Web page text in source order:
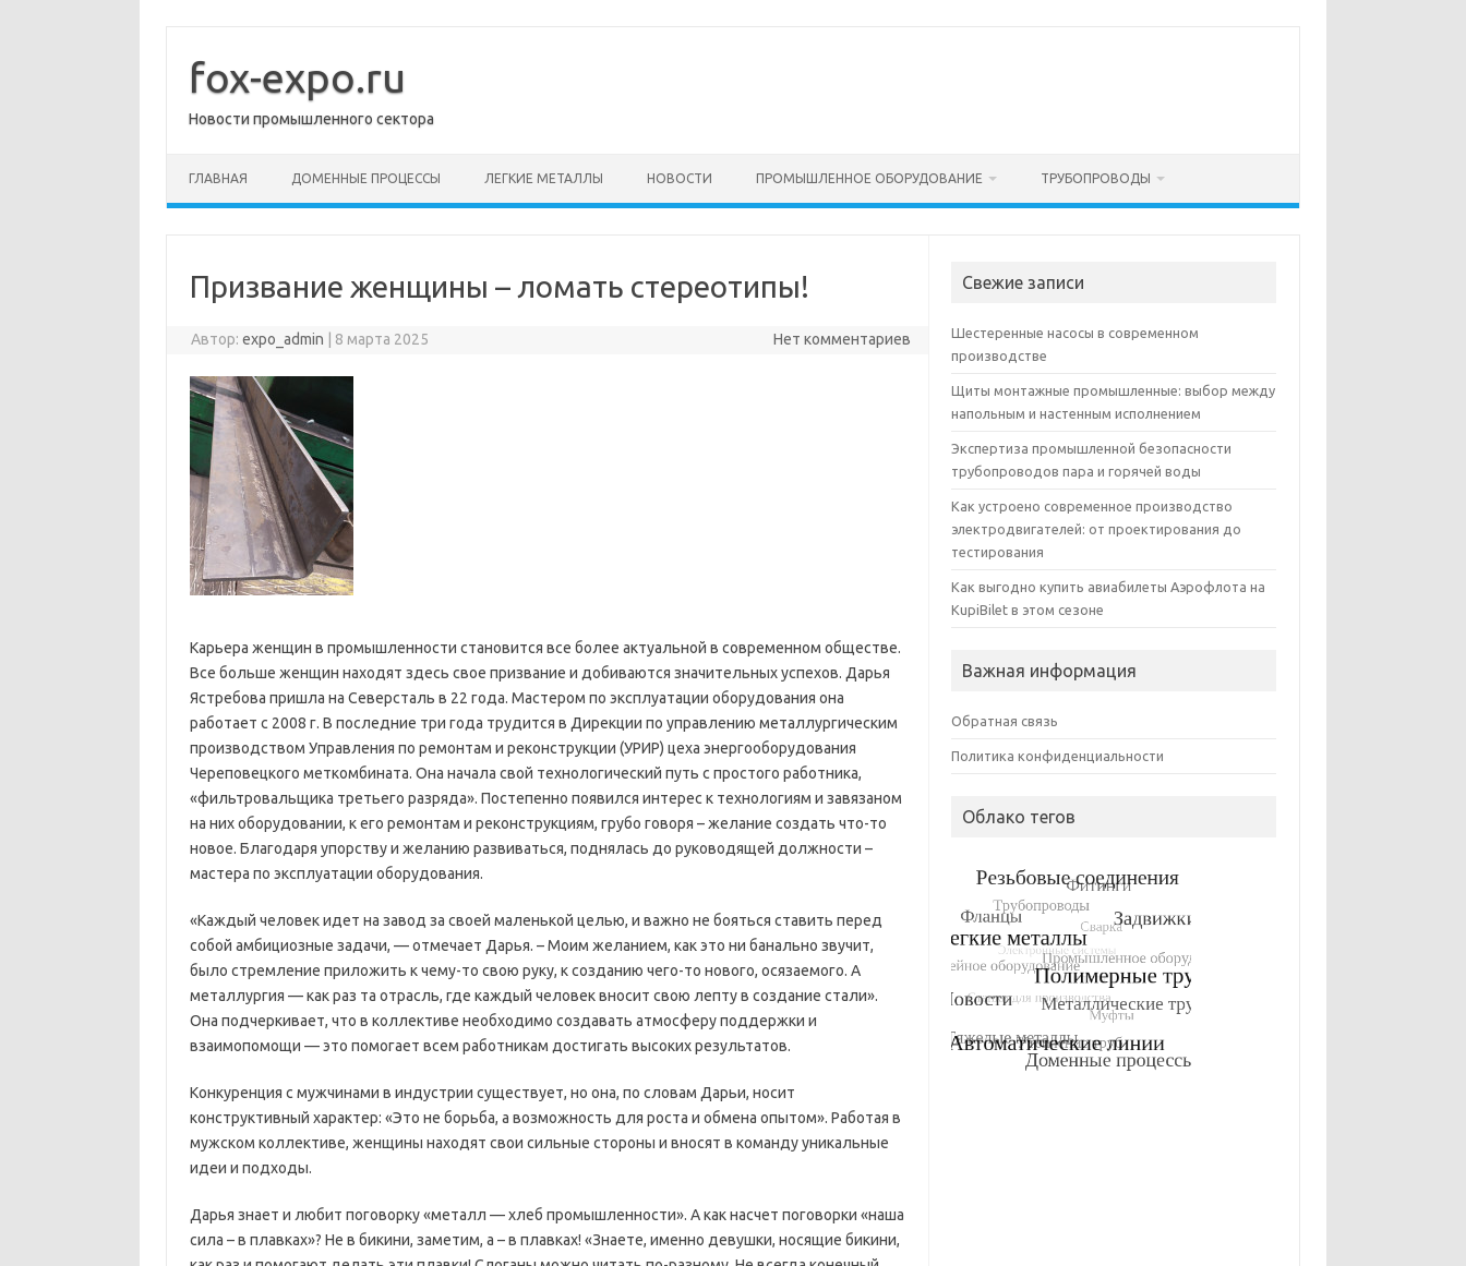
содержимому
fox-expo.ru
Новости промышленного сектора
ГЛАВНАЯ ДОМЕННЫЕ ПРОЦЕССЫ ЛЕГКИЕ МЕТАЛЛЫ НОВОСТИ ПРОМЫШЛЕННОЕ ОБОРУДОВАНИЕ ТРУБОПРОВОДЫ
Призвание женщины – ломать стереотипы!
Автор:expo_admin 8 марта 2025 Нет комментариев
Карьера женщин в промышленности становится все более актуальной в современном обществе.
Все больше женщин находят здесь свое призвание и добиваются значительных успехов. Дарья
Ястребова пришла на Северсталь в 22 года. Мастером по эксплуатации оборудования она
работает с 2008 г. В последние три года трудится в Дирекции по управлению металлургическим
производством Управления по ремонтам и реконструкции (УРИР) цеха энергооборудования
Череповецкого меткомбината. Она начала свой технологический путь с простого работника,
«фильтровальщика третьего разряда». Постепенно появился интерес к технологиям и завязаном
на них оборудовании, к его ремонтам и реконструкциям, грубо говоря – желание создать что-то
новое. Благодаря упорству и желанию развиваться, поднялась до руководящей должности –
мастера по эксплуатации оборудования.
«Каждый человек идет на завод за своей маленькой целью, и важно не бояться ставить перед
собой амбициозные задачи, — отмечает Дарья. – Моим желанием, как это ни банально звучит,
было стремление приложить к чему-то свою руку, к созданию чего-то нового, осязаемого. А
металлургия — как раз та отрасль, где каждый человек вносит свою лепту в создание стали».
Она подчеркивает, что в коллективе необходимо создавать атмосферу поддержки и
взаимопомощи — это помогает всем работникам достигать высоких результатов.
Конкуренция с мужчинами в индустрии существует, но она, по словам Дарьи, носит
конструктивный характер: «Это не борьба, а возможность для роста и обмена опытом». Работая в
мужском коллективе, женщины находят свои сильные стороны и вносят в команду уникальные
идеи и подходы.
Дарья знает и любит поговорку «металл — хлеб промышленности». А как насчет поговорки «наша
сила – в плавках»? Не в бикини, заметим, а – в плавках! «Знаете, именно девушки, носящие бикини,
Свежие записи
Шестеренные насосы в современном
производстве
Щиты монтажные промышленные: выбор между
напольным и настенным исполнением
Экспертиза промышленной безопасности
трубопроводов пара и горячей воды
Как устроено современное производство
электродвигателей: от проектирования до
тестирования
Как выгодно купить авиабилеты Аэрофлота на
KupiBilet в этом сезоне
Важная информация
Обратная связь
Политика конфиденциальности
Облако тегов